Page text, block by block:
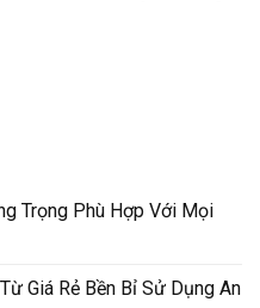
Trọng Phù Hợp Với Mọi
Giá Rẻ Bền Bỉ Sử Dụng An